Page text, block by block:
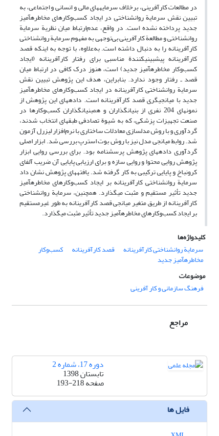
در مطالعات کارآفرینی، برخلاف سرمایه‏های مالی و انسانی و اجتماعی، به
تبیین نقش سرمایة روان‏شناختی در ایجاد کسب‌وکارهای مخاطره‏آمیز
جدید پرداخته نشده است. در واقع، عدم‌ارتباط میان نظریة سرمایة
روان‏شناختی و مطالعة کارآفرینی بی‌توجهی به مفهوم سرمایة روان‏شناختی
کارآفرینانه را به دنبال داشته است. به‌علاوه، با توجه به اینکه قصد
کارآفرینانه پیش‏بینی‏کنندة مناسبی برای رفتار کارآفرینانه (ایجاد
کسب‌وکار مخاطره‏آمیز جدید) است، هنوز درک کافی در ارتباط میان
قصد ـ رفتار وجود ندارد. بنابراین، هدف این پژوهش تبیین نقش
سرمایة روان‏شناختی کارآفرینانه در ایجاد کسب‌وکارهای مخاطره‏آمیز
جدید با میانجی‏گری قصد کارآفرینانه است. داده‏های این پژوهش از
نمونه‏ای 204 نفری از بنیان‏گذاران و هم‏بنیان‏گذاران کسب‌وکارها در
صنعت تجهیزات پزشکی، که به شیوة تصادفی طبقه‏ای انتخاب شدند،
گردآوری و با روش مدل‏سازی معادلات ساختاری با نرم‌افزار لیزرل آزمون
شد. روابط میانجی مدل نیز با روش بوت استرپ بررسی شد. ابزار اصلی
گردآوری داده‏های پژوهش پرسشنامه بود. برای بررسی روایی ابزار
پژوهش روایی محتوا و روایی سازه و برای ارزیابی پایایی آن ضریب آلفای
کرونباخ و پایایی ترکیبی به کار گرفته شد. یافته‏های پژوهش نشان داد
سرمایة روان‏شناختی کارآفرینانه بر ایجاد کسب‌وکارهای مخاطره‏آمیز
جدید تأثیر مستقیم و مثبت می‏گذارد. همچنین، سرمایة روان‏شناختی
کارآفرینانه از طریق متغیر میانجی قصد کارآفرینانه به طور غیرمستقیم
بر ایجاد کسب‌وکارهای مخاطره‏آمیز جدید تأثیر مثبت می‏گذارد.
کلیدواژه‌ها
سرمایة روان‏شناختی کارآفرینانه
قصد کارآفرینانه کسب‌وکار
مخاطره‏آمیز جدید
موضوعات
فرهنگ سازمانی و کار آفرینی
مراجع
دوره 17، شماره 2
تابستان 1398
صفحه193-218
فایل ها